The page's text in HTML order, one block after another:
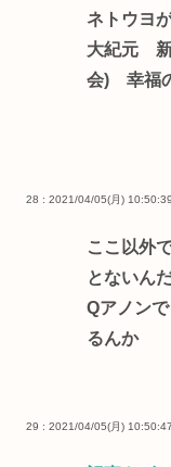
ネトウヨ
大紀元
会) 幸福
28 : 2021/04/05(月)
ここ以外
とないん
Qアノン
るんか
29 : 2021/04/05(月)